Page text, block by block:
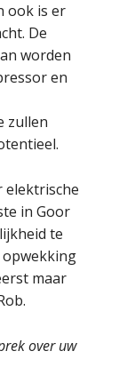
ook is er
De
worden
en
zullen
elektrische
in Goor
te
opwekking
maar
over uw